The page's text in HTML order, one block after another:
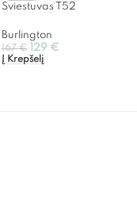
Šviestuvas T52
Burlington
167€ 129 €
Į Krepšelį